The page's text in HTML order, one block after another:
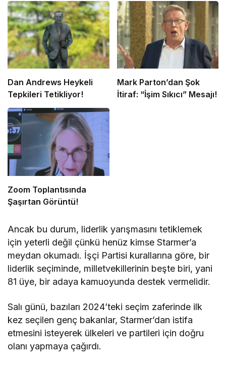
Dan Andrews Heykeli
Tepkileri Tetikliyor!
Mark Parton’dan Şok
İtiraf: “İşim Sıkıcı” Mesajı!
Zoom Toplantısında
Şaşırtan Görüntü!
Ancak bu durum, liderlik yarışmasını tetiklemek
için yeterli değil çünkü henüz kimse Starmer’a
meydan okumadı. İşçi Partisi kurallarına göre, bir
liderlik seçiminde, milletvekillerinin beşte biri, yani
81 üye, bir adaya kamuoyunda destek vermelidir.
Salı günü, bazıları 2024’teki seçim zaferinde ilk
kez seçilen genç bakanlar, Starmer’dan istifa
etmesini isteyerek ülkeleri ve partileri için doğru
olanı yapmaya çağırdı.